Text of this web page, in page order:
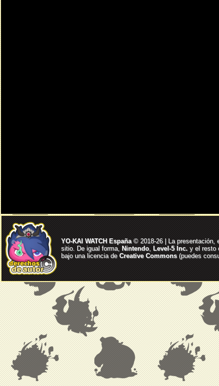
YO-KAI WATCH España© 2018-26 | La presentación,
sitio. De igual forma, Nintendo, Level-5 Inc. y el resto
bajo una licencia deCreative Commons(puedes